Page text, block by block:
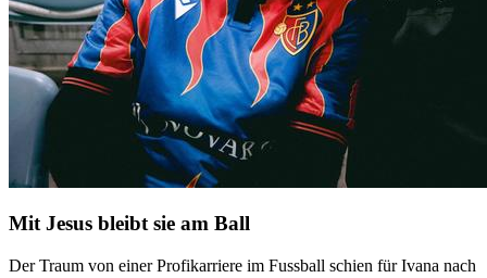
Mit Jesus bleibt sie am Ball
Der Traum von einer Profikarriere im Fussball schien für Ivana nach